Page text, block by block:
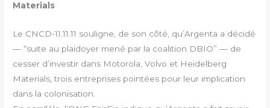
Materials
Le CNCD-11.11.11 souligne, de son côté, qu’Argenta a décidé
— “suite au plaidoyer mené par la coalition DBIO” — de
cesser d’investir dans Motorola, Volvo et Heidelberg
Materials, trois entreprises pointées pour leur implication
dans la colonisation.